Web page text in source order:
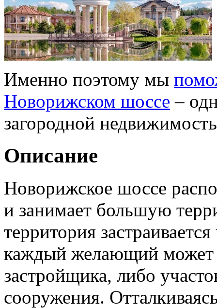
Именно поэтому мы
Новорижском шоссе –
загородной
Описание
Новорижское шоссе
и занимает большую
территория
каждый желающий может
застройщика, либо
сооружения.